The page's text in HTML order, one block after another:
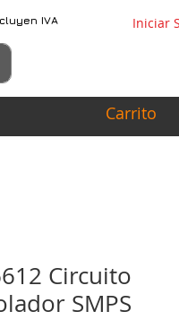
IVA Iniciar
Carrito
Circuito
SMPS